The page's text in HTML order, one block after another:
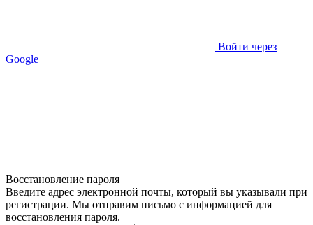
Войти через
Google
Восстановление пароля
Введите адрес электронной почты, который вы указывали при
регистрации. Мы отправим письмо с информацией для
восстановления пароля.